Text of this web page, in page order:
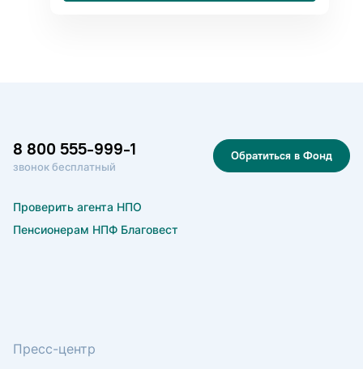
8 800 555-999-1
звонок бесплатный
Обратиться в Фонд
Проверить агента НПО
Пенсионерам НПФ Благовест
Пресс-центр